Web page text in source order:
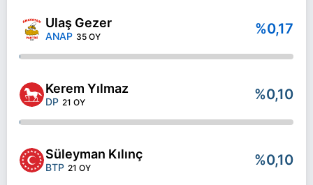
Ulaş Gezer
ANAP 35 OY %0,17
Kerem Yılmaz
DP 21 OY %0,10
Süleyman Kılınç
BTP 21 OY %0,10